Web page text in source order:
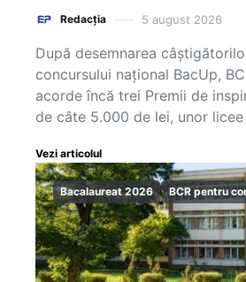
Redacția 5 august 2026
După desemnarea
concursului național BacUp,
acorde încă trei Premii de
de câte 5.000 de lei, unor
Vezi articolul
Bacalaureat 2026 BCR pentru